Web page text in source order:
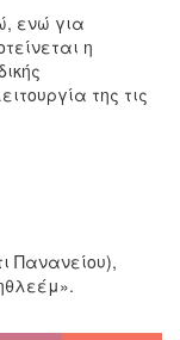
ενώ για
η
της τις
Πανανείου),